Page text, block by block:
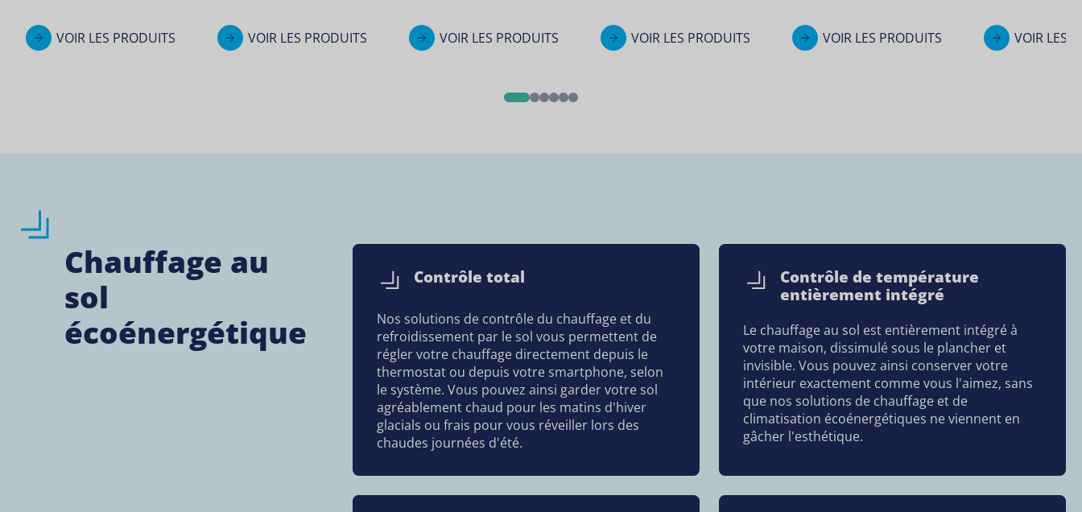
VOIR LES PRODUITS VOIR LES PRODUITS VOIR LES PRODUITS VOIR LES PRODUITS VOIR LES PRODUITS VOIR LES
12345
Chauffage au
sol
écoénergétique
Contrôle total
Nos solutions de contrôle du chauffage et du
refroidissement par le sol vous permettent de
régler votre chauffage directement depuis le
thermostat ou depuis votre smartphone, selon
le système. Vous pouvez ainsi garder votre sol
agréablement chaud pour les matins d'hiver
glacials ou frais pour vous réveiller lors des
chaudes journées d'été.
Contrôle de température
entièrement intégré
Le chauffage au sol est entièrement intégré à
votre maison, dissimulé sous le plancher et
invisible. Vous pouvez ainsi conserver votre
intérieur exactement comme vous l'aimez, sans
que nos solutions de chauffage et de
climatisation écoénergétiques ne viennent en
gâcher l'esthétique.